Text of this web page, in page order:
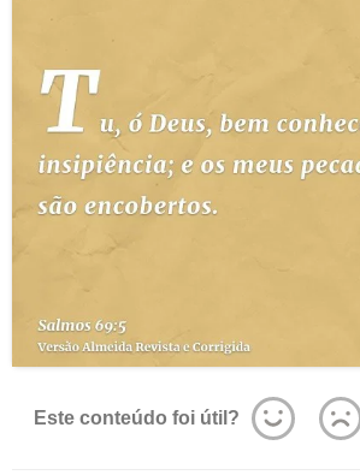
Este conteúdo foi útil?